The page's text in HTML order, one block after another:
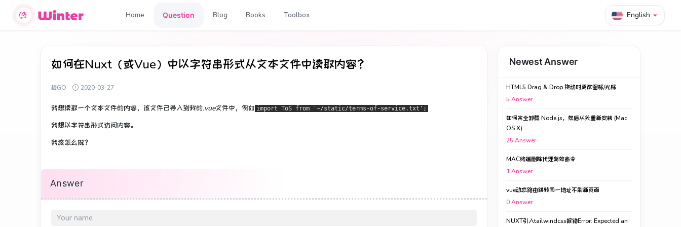
Home Question Blog Books Toolbox English
如何在Nuxt（或Vue）中以字符串形式从文本文件中读取内容？
梅GO 2020-03-27
我想读取一个文本文件的内容，该文件已导入到我的.vue文件中，例如 import ToS from '~/static/terms-of-service.txt';
我想以字符串形式访问内容。
我该怎么做？
Answer
Newest Answer
HTML5 Drag & Drop 拖动时更改图标/光标
5 Answer
如何完全卸载 Node.js，然后从头重新安装 (Mac
OS X)
25 Answer
MAC终端删除代理有效命令
1Answer
vue动态路由跳转同一地址不刷新页面
0Answer
NUXT引入tailwindcss报错Error: Expected an